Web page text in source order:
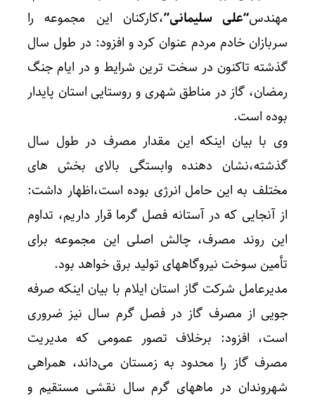
مهندس“علی سلیمانی”،کارکنان این مجموعه را
سربازان خادم مردم عنوان کرد و افزود: در طول سال
گذشته تاکنون در سخت ترین شرایط و در ایام جنگ
رمضان، گاز در مناطق شهری و روستایی استان پایدار
بوده است.
وی با بیان اینکه این مقدار مصرف در طول سال
گذشته،نشان‌ دهنده وابستگی بالای بخش های
مختلف به این حامل انرژی بوده است،اظهار داشت:
از آنجایی که در آستانه فصل گرما قرار داریم، تداوم
این روند مصرف، چالش اصلی این مجموعه برای
تأمین سوخت نیروگاههای تولید برق خواهد بود.
مدیرعامل شرکت گاز استان ایلام با بیان اینکه صرفه‌
جویی از مصرف گاز در فصل گرم سال نیز ضروری
است، افزود: برخلاف تصور عمومی که مدیریت
مصرف گاز را محدود به زمستان می‌داند، همراهی
شهروندان در ماههای گرم سال نقشی مستقیم و